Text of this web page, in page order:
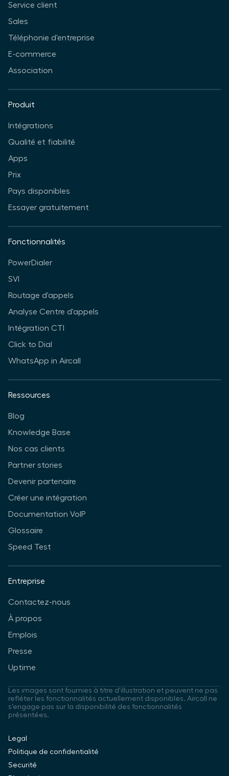
Service client
Sales
Téléphonie d'entreprise
E-commerce
Association
Produit
Intégrations
Qualité et fiabilité
Apps
Prix
Pays disponibles
Essayer gratuitement
Fonctionnalités
PowerDialer
SVI
Routage d'appels
Analyse Centre d'appels
Intégration CTI
Click to Dial
WhatsApp in Aircall
Ressources
Blog
Knowledge Base
Nos cas clients
Partner stories
Devenir partenaire
Créer une intégration
Documentation VoIP
Glossaire
Speed Test
Entreprise
Contactez-nous
À propos
Emplois
Presse
Uptime
Les images sont fournies à titre d'illustration et peuvent ne pas
refléter les fonctionnalités actuellement disponibles. Aircall ne
s'engage pas sur la disponibilité des fonctionnalités
présentées.
Legal
Politique de confidentialité
Securité